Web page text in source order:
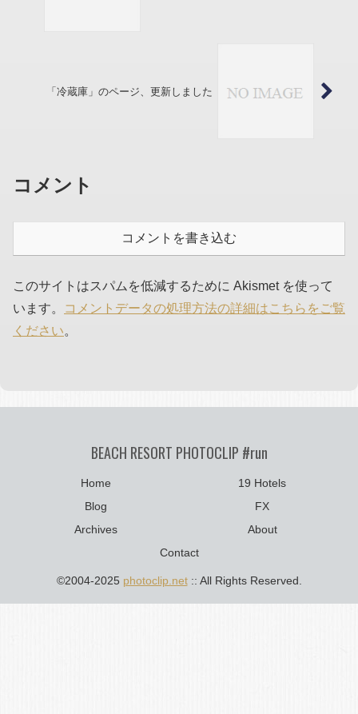
「冷蔵庫」のページ、更新しました
コメント
コメントを書き込む
このサイトはスパムを低減するために Akismet を使って
います。
コメントデータの処理方法の詳細はこちらをご覧
ください。
BEACH RESORT PHOTOCLIP #run
Home
19 Hotels
Blog
FX
Archives
About
Contact
©2004-2025 photoclip.net:: All Rights Reserved.